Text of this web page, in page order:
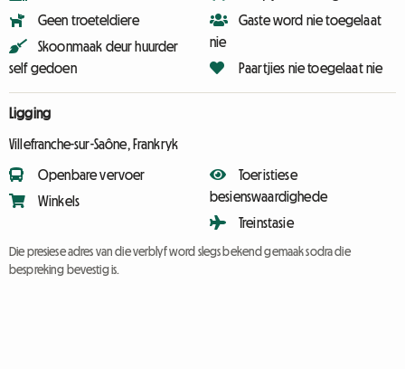
Geen troeteldiere
Skoonmaak deur huurder
self gedoen
Gaste word nie toegelaat
nie
Paartjies nie toegelaat nie
Ligging
Villefranche-sur-Saône, Frankryk
Openbare vervoer
Winkels
Toeristiese
besienswaardighede
Treinstasie
Die presiese adres van die verblyf word slegs bekend gemaak sodra die
bespreking bevestig is.